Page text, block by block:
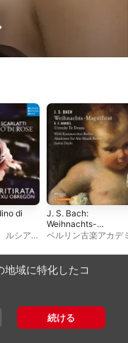
di
ルシアー
トル・ソ
ラータ、
ゴン、 ヌ
J. S. Bach:
Weihnachts-
Magnificat - G. F.
Deum
ベルリン古楽アカデ
ティン・ドイル
域に特化したコ
続ける